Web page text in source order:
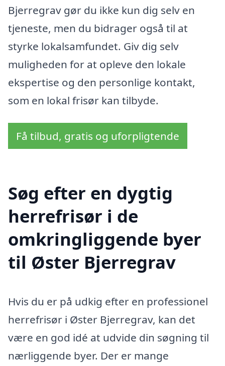
Bjerregrav gør du ikke kun dig selv en
tjeneste, men du bidrager også til at
styrke lokalsamfundet. Giv dig selv
muligheden for at opleve den lokale
ekspertise og den personlige kontakt,
som en lokal frisør kan tilbyde.
Få tilbud, gratis og uforpligtende
Søg efter en dygtig
herrefrisør i de
omkringliggende byer
til Øster Bjerregrav
Hvis du er på udkig efter en professionel
herrefrisør i Øster Bjerregrav, kan det
være en god idé at udvide din søgning til
nærliggende byer. Der er mange